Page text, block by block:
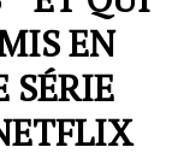
EN
SÉRIE